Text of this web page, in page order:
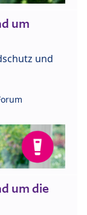
um
und
um die